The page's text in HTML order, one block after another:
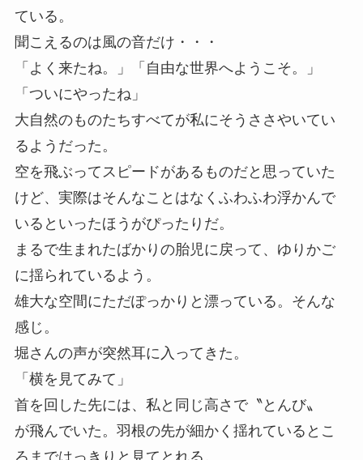
ている。
聞こえるのは風の音だけ・・・
「よく来たね。」「自由な世界へようこそ。」
「ついにやったね」
大自然のものたちすべてが私にそうささやいてい
るようだった。
空を飛ぶってスピードがあるものだと思っていた
けど、実際はそんなことはなくふわふわ浮かんで
いるといったほうがぴったりだ。
まるで生まれたばかりの胎児に戻って、ゆりかご
に揺られているよう。
雄大な空間にただぽっかりと漂っている。そんな
感じ。
堀さんの声が突然耳に入ってきた。
「横を見てみて」
首を回した先には、私と同じ高さで〝とんび〟
が飛んでいた。羽根の先が細かく揺れているとこ